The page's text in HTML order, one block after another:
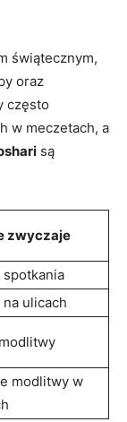
⁤świątecznym,
‌oraz‌
często
w meczetach, a
są
zwyczaje
spotkania
ulicach
modlitwy ​w